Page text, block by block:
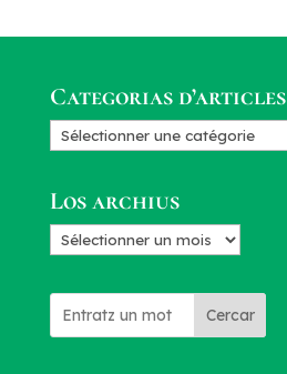
Categorias d’articles
Categorias
Los archius
Los
Cercar